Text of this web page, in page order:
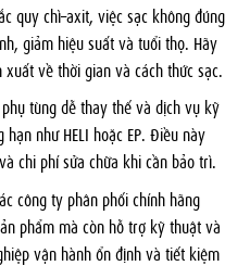
quy chì–axit, việc sạc không đúng
giảm hiệu suất và tuổi thọ. Hãy
về thời gian và cách thức sạc.
tùng dễ thay thế và dịch vụ kỹ
như HELI hoặc EP. Điều này
chi phí sửa chữa khi cần bảo trì.
công ty phân phối chính hãng
phẩm mà còn hỗ trợ kỹ thuật và
vận hành ổn định và tiết kiệm